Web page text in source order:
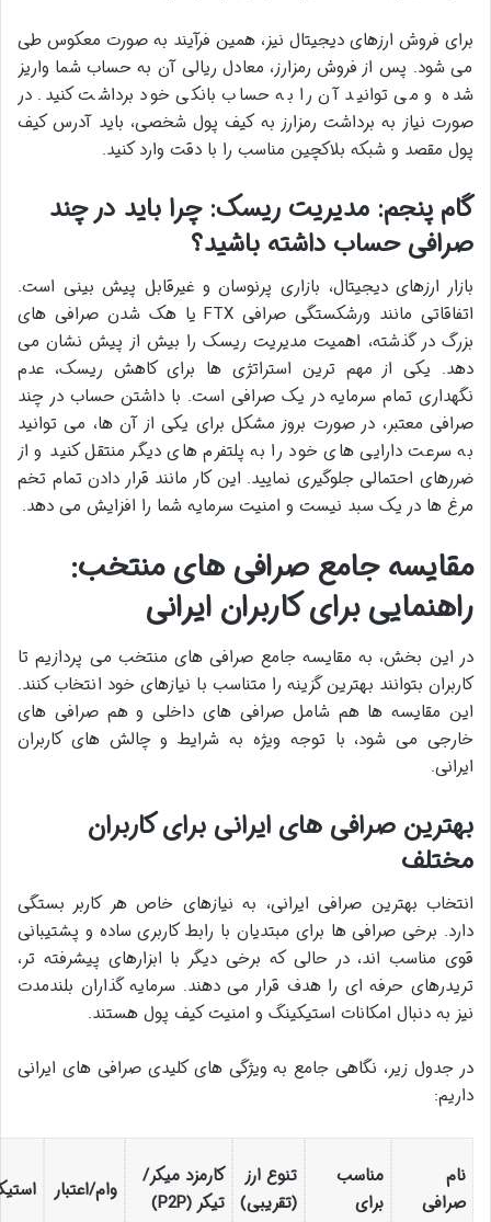
برای فروش ارزهای دیجیتال نیز، همین فرآیند به صورت معکوس طی
می شود. پس از فروش رمزارز، معادل ریالی آن به حساب شما واریز
شده و می توانید آن را به حساب بانکی خود برداشت کنید. در
صورت نیاز به برداشت رمزارز به کیف پول شخصی، باید آدرس کیف
پول مقصد و شبکه بلاکچین مناسب را با دقت وارد کنید.
گام پنجم: مدیریت ریسک: چرا باید در چند
صرافی حساب داشته باشید؟
بازار ارزهای دیجیتال، بازاری پرنوسان و غیرقابل پیش بینی است.
اتفاقاتی مانند ورشکستگی صرافی FTX یا هک شدن صرافی های
بزرگ در گذشته، اهمیت مدیریت ریسک را بیش از پیش نشان می
دهد. یکی از مهم ترین استراتژی ها برای کاهش ریسک، عدم
نگهداری تمام سرمایه در یک صرافی است. با داشتن حساب در چند
صرافی معتبر، در صورت بروز مشکل برای یکی از آن ها، می توانید
به سرعت دارایی های خود را به پلتفرم های دیگر منتقل کنید و از
ضررهای احتمالی جلوگیری نمایید. این کار مانند قرار دادن تمام تخم
مرغ ها در یک سبد نیست و امنیت سرمایه شما را افزایش می دهد.
مقایسه جامع صرافی های منتخب:
راهنمایی برای کاربران ایرانی
در این بخش، به مقایسه جامع صرافی های منتخب می پردازیم تا
کاربران بتوانند بهترین گزینه را متناسب با نیازهای خود انتخاب کنند.
این مقایسه ها هم شامل صرافی های داخلی و هم صرافی های
خارجی می شود، با توجه ویژه به شرایط و چالش های کاربران
ایرانی.
بهترین صرافی های ایرانی برای کاربران
مختلف
انتخاب بهترین صرافی ایرانی، به نیازهای خاص هر کاربر بستگی
دارد. برخی صرافی ها برای مبتدیان با رابط کاربری ساده و پشتیبانی
قوی مناسب اند، در حالی که برخی دیگر با ابزارهای پیشرفته تر،
تریدرهای حرفه ای را هدف قرار می دهند. سرمایه گذاران بلندمدت
نیز به دنبال امکانات استیکینگ و امنیت کیف پول هستند.
در جدول زیر، نگاهی جامع به ویژگی های کلیدی صرافی های ایرانی
داریم:
نام
صرافی
مناسب
برای
تنوع ارز
(تقریبی)
کارمزد میکر/
تیکر (P2P)
وام/اعتبار